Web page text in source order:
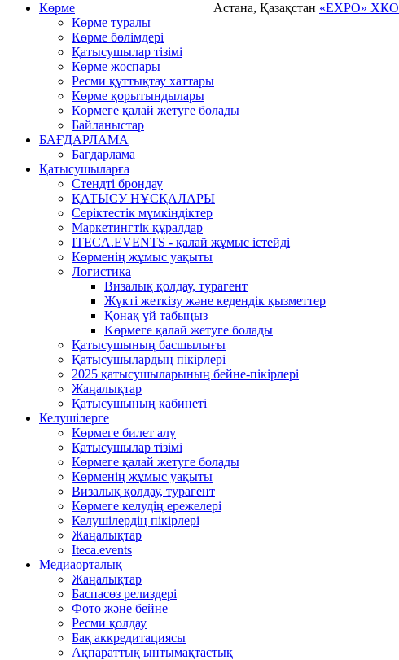
Астана, Қазақстан «EXPO» ХКО
Көрме
Көрме туралы
Көрме бөлімдері
Қатысушылар тізімі
Көрме жоспары
Ресми құттықтау хаттары
Көрме қорытындылары
Көрмеге қалай жетуге болады
Байланыстар
БАҒДАРЛАМА
Бағдарлама
Қатысушыларға
Стендті брондау
ҚАТЫСУ НҰСҚАЛАРЫ
Серіктестік мүмкіндіктер
Маркетингтік құралдар
ITECA.EVENTS - қалай жұмыс істейді
Көрменің жұмыс уақыты
Логистика
Визалық қолдау, турагент
Жүкті жеткізу және кедендік қызметтер
Қонақ үй табыңыз
Kөрмеге қалай жетуге болады
Қатысушының басшылығы
Қатысушылардың пікірлері
2025 қатысушыларының бейне-пікірлері
Жаңалықтар
Қатысушының кабинеті
Келушілерге
Көрмеге билет алу
Қатысушылар тізімі
Көрмеге қалай жетуге болады
Көрменің жұмыс уақыты
Визалық қолдау, турагент
Көрмеге келудің ережелері
Келушілердің пікірлері
Жаңалықтар
Iteca.events
Медиаорталық
Жаңалықтар
Баспасөз релиздері
Фото және бейне
Ресми қолдау
Бақ аккредитациясы
Ақпараттық ынтымақтастық